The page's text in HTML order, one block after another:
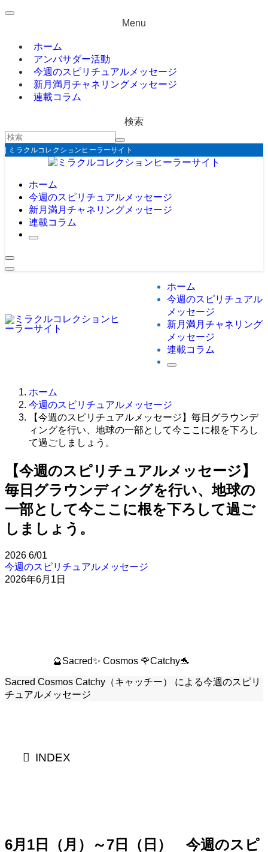
Menu
ホーム
アンバサダー活動
今週のスピリチュアルメッセージ
新月満月チャネリングメッセージ
連載コラム
検索
| ミラクルコレクションヒーラーサイト
ホーム
今週のスピリチュアルメッセージ
新月満月チャネリングメッセージ
連載コラム
ホーム
今週のスピリチュアル
メッセージ
新月満月チャネリング
メッセージ
連載コラム
ホーム
今週のスピリチュアルメッセージ
【今週のスピリチュアルメッセージ】毎日グラウンデ
ィングを行い、地球の一部として今ここに根を下ろし
て過ごしましょう。
【今週のスピリチュアルメッセージ】
毎日グラウンディングを行い、地球の
一部として今ここに根を下ろして過ご
しましょう。
2026 6/01
今週のスピリチュアルメッセージ
2026年6月1日
🔮Sacred✨ Cosmos 🌹Catchy🐬
Sacred Cosmos Catchy（キャッチー） による今週のスピリ
チュアルメッセージ
INDEX
6月1日（月）～7日（日） 今週のスピ